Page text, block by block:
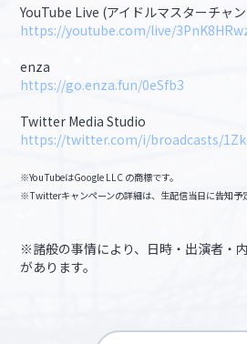
YouTube Live (アイドルマスターチャ
https://youtube.com/live/
enza
https://go.enza.fun/0eSfb3
Twitter Media Studio
https://twitter.com/i/broadcasts/
※YouTubeはGoogle LLC の商標です。
※Twitterキャンペーンの詳細は、生配信当日に告知予
※諸般の事情により、日時・出演者・
があります。